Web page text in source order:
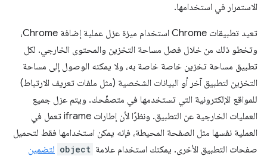
الاستمرار في استخدامها.
تعيد تطبيقات Chrome استخدام ميزة عزل عملية إضافة Chrome،
وتخطو ذلك من خلال فصل مساحة التخزين والمحتوى الخارجي. لكل
تطبيق مساحة تخزين خاصة خاصة به، ولا يمكنه الوصول إلى مساحة
التخزين لتطبيق آخر أو البيانات الشخصية (مثل ملفات تعريف الارتباط)
للمواقع الإلكترونية التي تستخدمها في متصفّحك. ويتم عزل جميع
العمليات الخارجية عن التطبيق. ونظرًا لأن إطارات iframe تعمل في
العملية نفسها مثل الصفحة المحيطة، فإنه يمكن استخدامها فقط لتحميل
صفحات التطبيق الأخرى. يمكنك استخدام علامة object لتضمين